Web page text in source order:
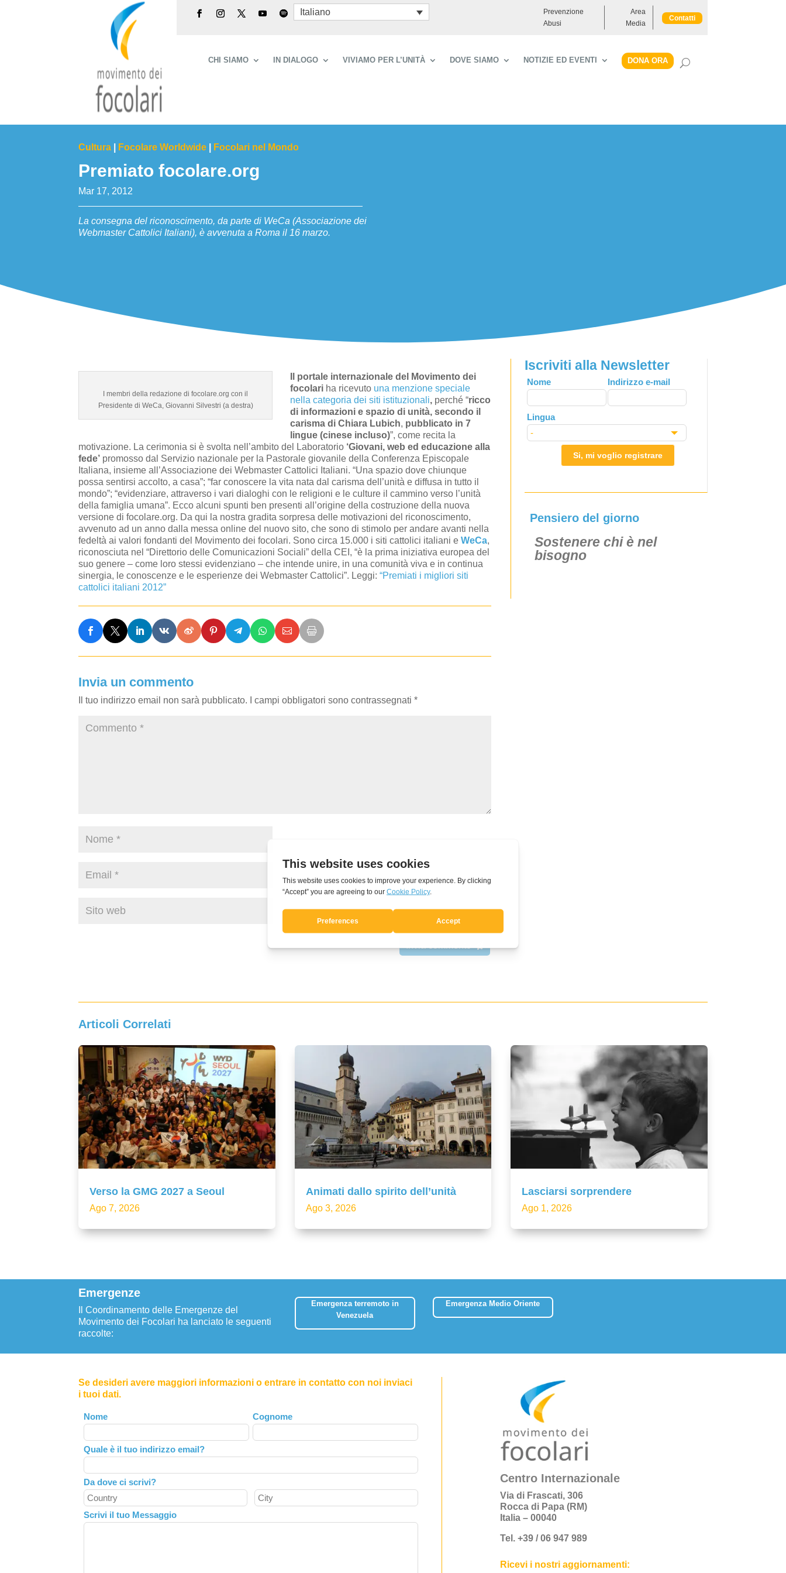
Italiano
Prevenzione
Abusi
Area
Media
Contatti
CHI SIAMO IN DIALOGO VIVIAMO PER L’UNITÀ DOVE SIAMO NOTIZIE ED EVENTI DONA ORA
Cultura Focolare Worldwide Focolari nel Mondo
Premiato focolare.org
Mar 17, 2012
La consegna del riconoscimento, da parte di WeCa (Associazione dei
Webmaster Cattolici Italiani), è avvenuta a Roma il 16 marzo.
I membri della redazione di focolare.org con il
Presidente di WeCa, Giovanni Silvestri (a destra)
Il portale internazionale del Movimento dei
focolari ha ricevuto una menzione speciale
nella categoria dei siti istituzionali, perché “ricco
di informazioni e spazio di unità, secondo il
carisma di Chiara Lubich, pubblicato in 7
lingue (cinese incluso)”, come recita la
motivazione. La cerimonia si è svolta nell’ambito del Laboratorio ‘Giovani, web ed educazione alla
fede’ promosso dal Servizio nazionale per la Pastorale giovanile della Conferenza Episcopale
Italiana, insieme all’Associazione dei Webmaster Cattolici Italiani. “Una spazio dove chiunque
possa sentirsi accolto, a casa”; “far conoscere la vita nata dal carisma dell’unità e diffusa in tutto il
mondo”; “evidenziare, attraverso i vari dialoghi con le religioni e le culture il cammino verso l’unità
della famiglia umana”. Ecco alcuni spunti ben presenti all’origine della costruzione della nuova
versione di focolare.org. Da qui la nostra gradita sorpresa delle motivazioni del riconoscimento,
avvenuto ad un anno dalla messa online del nuovo sito, che sono di stimolo per andare avanti nella
fedeltà ai valori fondanti del Movimento dei focolari. Sono circa 15.000 i siti cattolici italiani eWeCa,
riconosciuta nel “Direttorio delle Comunicazioni Sociali” della CEI, “è la prima iniziativa europea del
suo genere – come loro stessi evidenziano – che intende unire, in una comunità viva e in continua
sinergia, le conoscenze e le esperienze dei Webmaster Cattolici”. Leggi:“Premiati i migliori siti
cattolici italiani 2012”
Invia un commento
Il tuo indirizzo email non sarà pubblicato. I campi obbligatori sono contrassegnati*
Iscriviti alla Newsletter
Leave
this
field
blank
Nome Indirizzo e-mail
Lingua
Si, mi voglio registrare
Pensiero del giorno
Sostenere chi è nel
bisogno
Articoli Correlati
Verso la GMG 2027 a Seoul
Ago 7, 2026
Animati dallo spirito dell’unità
Ago 3, 2026
Lasciarsi sorprendere
Ago 1, 2026
Emergenze
Il Coordinamento delle Emergenze del
Movimento dei Focolari ha lanciato le seguenti
raccolte:
Emergenza terremoto in
Venezuela
Emergenza Medio Oriente
Se desideri avere maggiori informazioni o entrare in contatto con noi inviaci
i tuoi dati.
Leave
this
field
blank
Nome Cognome
Quale è il tuo indirizzo email?
Da dove ci scrivi?
Scrivi il tuo Messaggio
Centro Internazionale
Via di Frascati, 306
Rocca di Papa (RM)
Italia – 00040
Tel. +39 / 06 947 989
Ricevi i nostri aggiornamenti: